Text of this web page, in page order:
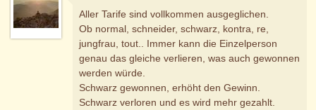
Aller Tarife sind vollkommen ausgeglichen.
Ob normal, schneider, schwarz, kontra, re,
jungfrau, tout.. Immer kann die Einzelperson
genau das gleiche verlieren, was auch gewonnen
werden würde.
Schwarz gewonnen, erhöht den Gewinn.
Schwarz verloren und es wird mehr gezahlt.